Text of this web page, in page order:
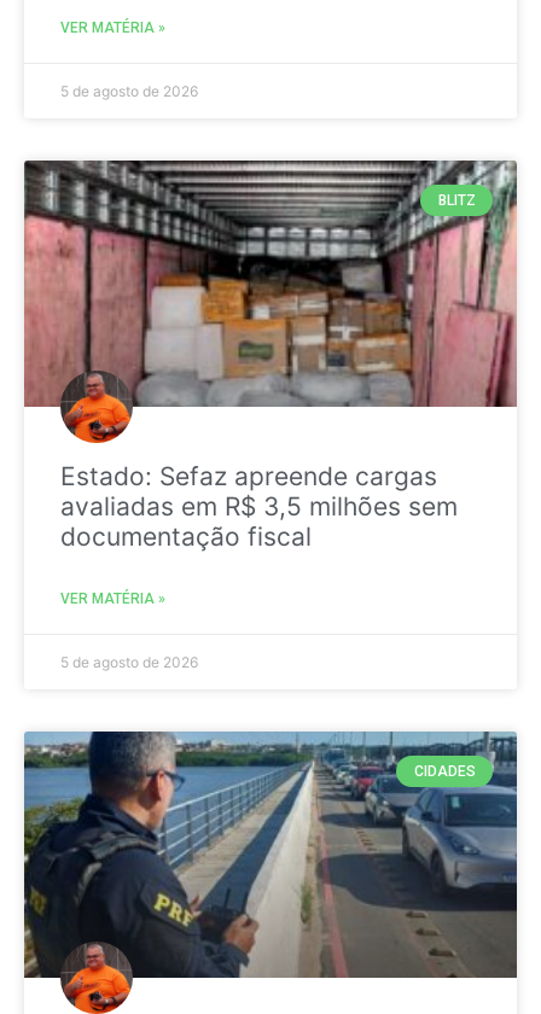
VER MATÉRIA »
5 de agosto de 2026
BLITZ
Estado: Sefaz apreende cargas
avaliadas em R$ 3,5 milhões sem
documentação fiscal
VER MATÉRIA »
5 de agosto de 2026
CIDADES